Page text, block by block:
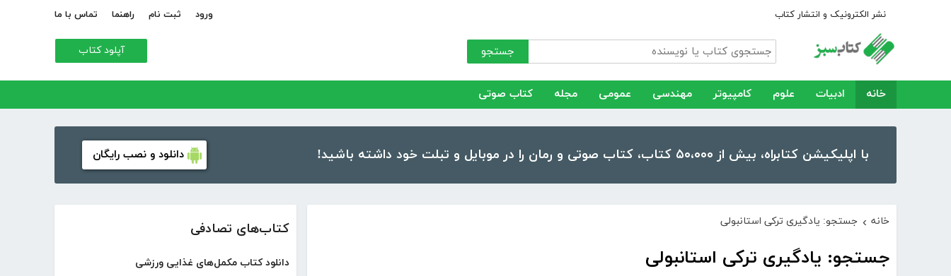
نشر الکترونیک و انتشار کتاب ورود ثبت نام راهنما تماس با ما
جستجو آپلود کتاب
خانه ادبیات علوم کامپیوتر مهندسی عمومی مجله کتاب صوتی
با اپلیکیشن کتابراه، بیش از ۵۰،۰۰۰ کتاب، کتاب صوتی و رمان را در موبایل و تبلت خود داشته باشید! دانلود و نصب رایگان
کتاب‌های تصادفی
دانلود کتاب مکمل‌های غذایی ورزشی
خانه › جستجو: یادگیری ترکی استانبولی
جستجو: یادگیری ترکی استانبولی